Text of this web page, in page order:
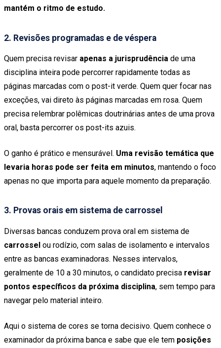
mantém o ritmo de estudo.
2. Revisões programadas e de véspera
Quem precisa revisar apenas a jurisprudência de uma
disciplina inteira pode percorrer rapidamente todas as
páginas marcadas com o post-it verde. Quem quer focar nas
exceções, vai direto às páginas marcadas em rosa. Quem
precisa relembrar polêmicas doutrinárias antes de uma prova
oral, basta percorrer os post-its azuis.
O ganho é prático e mensurável. Uma revisão temática que
levaria horas pode ser feita em minutos, mantendo o foco
apenas no que importa para aquele momento da preparação.
3. Provas orais em sistema de carrossel
Diversas bancas conduzem prova oral em sistema de
carrossel ou rodízio, com salas de isolamento e intervalos
entre as bancas examinadoras. Nesses intervalos,
geralmente de 10 a 30 minutos, o candidato precisa revisar
pontos específicos da próxima disciplina, sem tempo para
navegar pelo material inteiro.
Aqui o sistema de cores se torna decisivo. Quem conhece o
examinador da próxima banca e sabe que ele tem posições